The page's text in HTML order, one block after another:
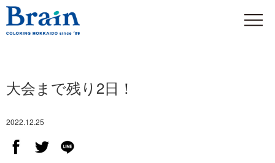
大会まで残り2日！
2022.12.25